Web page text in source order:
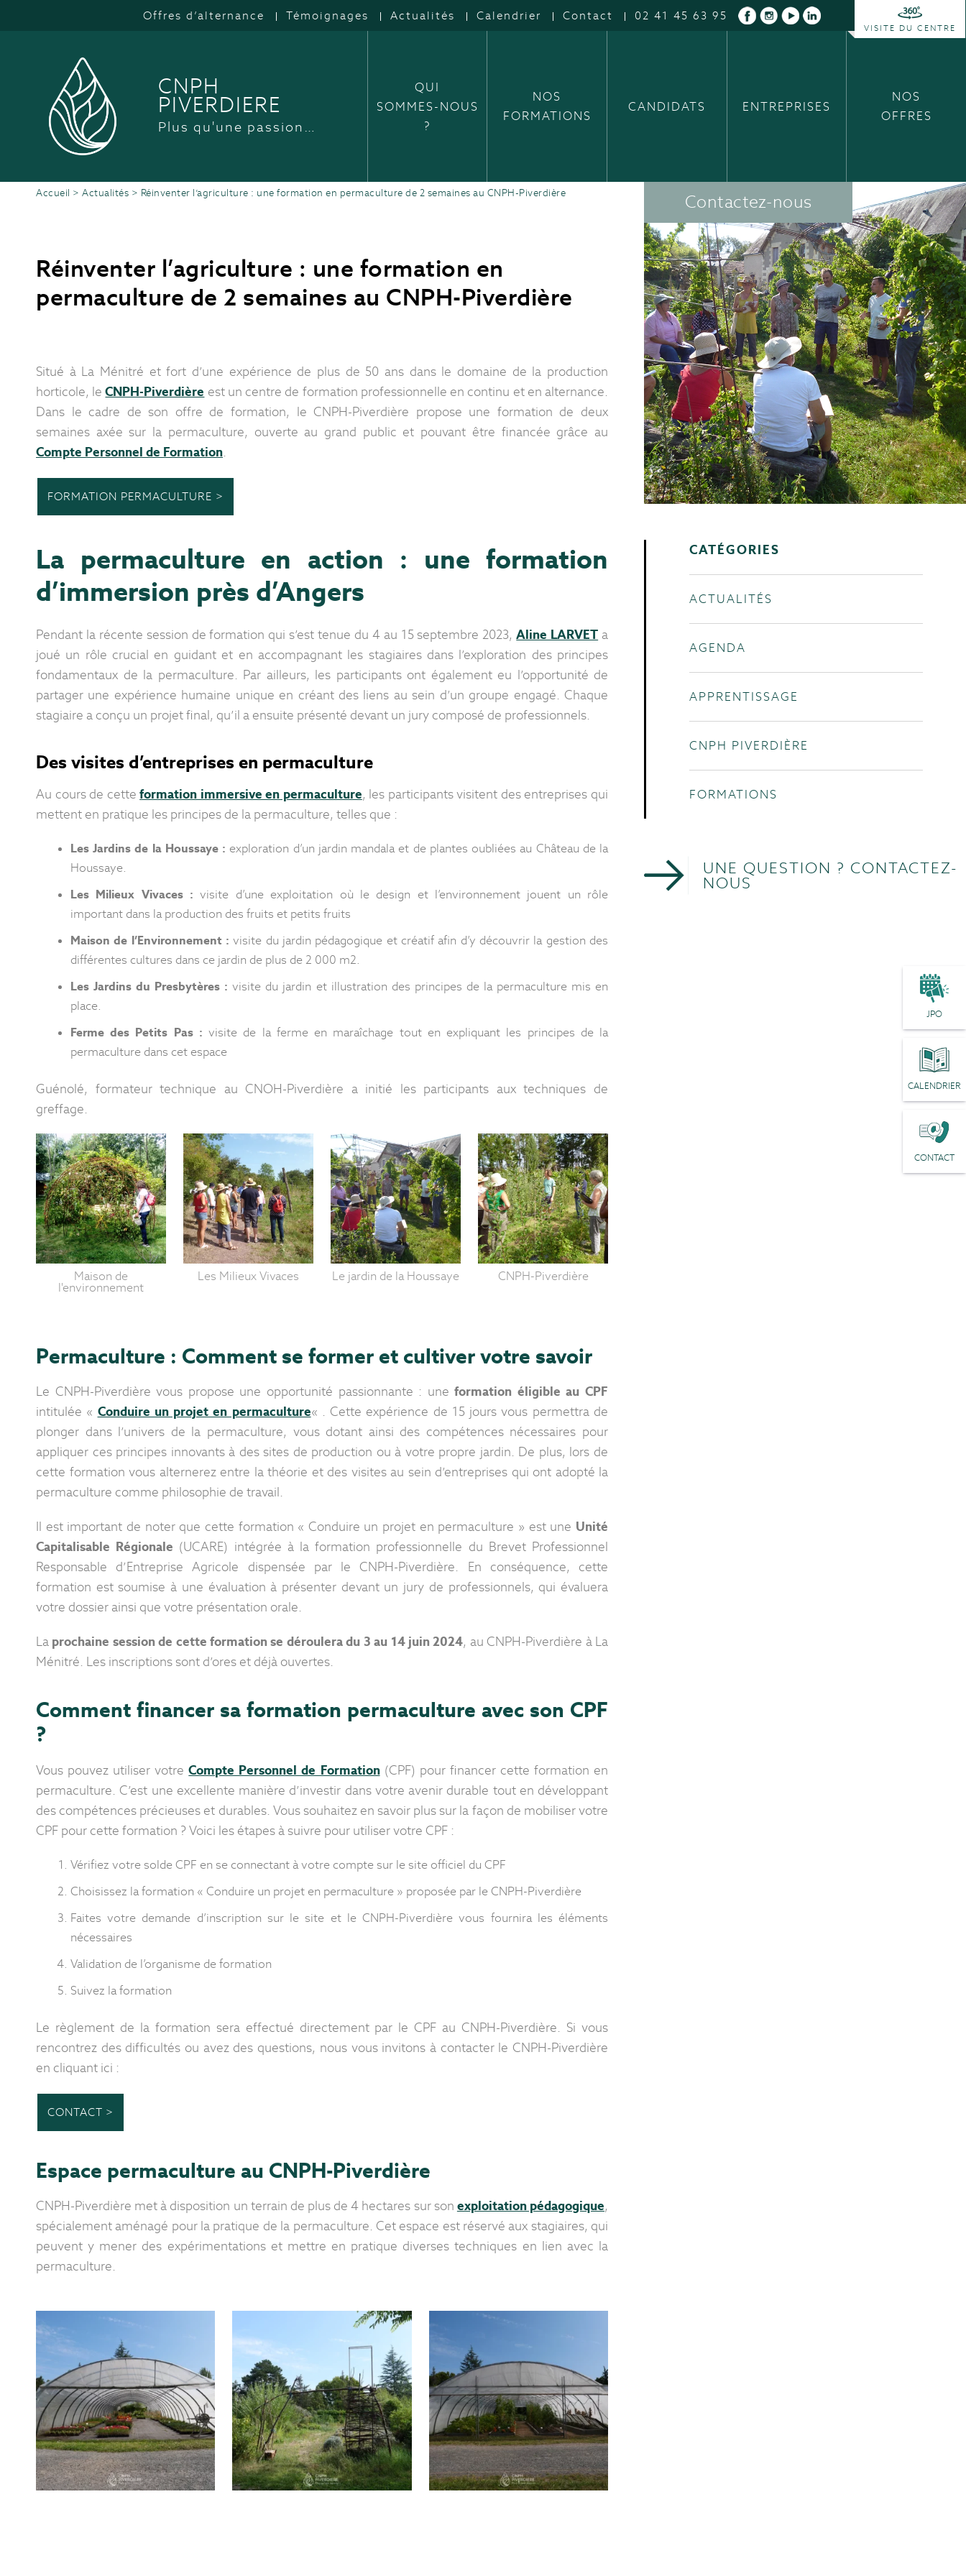
Offres d’alternance Témoignages Actualités Calendrier Contact 02 41 45 63 95
VISITE DU CENTRE
CNPH
PIVERDIERE
Plus qu'une passion…
QUI
SOMMES-NOUS
?
NOS
FORMATIONS
CANDIDATS ENTREPRISES
NOS
OFFRES
JPO
CALENDRIER
CONTACT
Accueil > Actualités > Réinventer l’agriculture : une formation en permaculture de 2 semaines au CNPH-Piverdière Contactez-nous
Réinventer l’agriculture : une formation en
permaculture de 2 semaines au CNPH-Piverdière
Situé à La Ménitré et fort d’une expérience de plus de 50 ans dans le domaine de la production
horticole, leCNPH-Piverdière est un centre de formation professionnelle en continu et en alternance.
Dans le cadre de son offre de formation, le CNPH-Piverdière propose une formation de deux
semaines axée sur la permaculture, ouverte au grand public et pouvant être financée grâce au
Compte Personnel de Formation.
FORMATION PERMACULTURE >
La permaculture en action : une formation
d’immersion près d’Angers
Pendant la récente session de formation qui s’est tenue du 4 au 15 septembre 2023,Aline LARVET a
joué un rôle crucial en guidant et en accompagnant les stagiaires dans l’exploration des principes
fondamentaux de la permaculture. Par ailleurs, les participants ont également eu l’opportunité de
partager une expérience humaine unique en créant des liens au sein d’un groupe engagé. Chaque
stagiaire a conçu un projet final, qu’il a ensuite présenté devant un jury composé de professionnels.
Des visites d’entreprises en permaculture
Au cours de cetteformation immersive en permaculture, les participants visitent des entreprises qui
mettent en pratique les principes de la permaculture, telles que :
Les Jardins de la Houssaye : exploration d’un jardin mandala et de plantes oubliées au Château de la
Houssaye.
Les Milieux Vivaces : visite d’une exploitation où le design et l’environnement jouent un rôle
important dans la production des fruits et petits fruits
Maison de l’Environnement : visite du jardin pédagogique et créatif afin d’y découvrir la gestion des
différentes cultures dans ce jardin de plus de 2 000 m2.
Les Jardins du Presbytères : visite du jardin et illustration des principes de la permaculture mis en
place.
Ferme des Petits Pas : visite de la ferme en maraîchage tout en expliquant les principes de la
permaculture dans cet espace
Guénolé, formateur technique au CNOH-Piverdière a initié les participants aux techniques de
greffage.
Maison de
l'environnement
Les Milieux Vivaces Le jardin de la Houssaye CNPH-Piverdière
Permaculture : Comment se former et cultiver votre savoir
Le CNPH-Piverdière vous propose une opportunité passionnante : uneformation éligible au CPF
intitulée « Conduire un projet en permaculture« . Cette expérience de 15 jours vous permettra de
plonger dans l’univers de la permaculture, vous dotant ainsi des compétences nécessaires pour
appliquer ces principes innovants à des sites de production ou à votre propre jardin. De plus, lors de
cette formation vous alternerez entre la théorie et des visites au sein d’entreprises qui ont adopté la
permaculture comme philosophie de travail.
Il est important de noter que cette formation « Conduire un projet en permaculture » est une Unité
Capitalisable Régionale (UCARE) intégrée à la formation professionnelle du Brevet Professionnel
Responsable d’Entreprise Agricole dispensée par le CNPH-Piverdière. En conséquence, cette
formation est soumise à une évaluation à présenter devant un jury de professionnels, qui évaluera
votre dossier ainsi que votre présentation orale.
La prochaine session de cette formation se déroulera du 3 au 14 juin 2024, au CNPH-Piverdière à La
Ménitré. Les inscriptions sont d’ores et déjà ouvertes.
Comment financer sa formation permaculture avec son CPF
?
Vous pouvez utiliser votreCompte Personnel de Formation(CPF) pour financer cette formation en
permaculture. C’est une excellente manière d’investir dans votre avenir durable tout en développant
des compétences précieuses et durables. Vous souhaitez en savoir plus sur la façon de mobiliser votre
CPF pour cette formation ? Voici les étapes à suivre pour utiliser votre CPF :
Vérifiez votre solde CPF en se connectant à votre compte sur le site officiel du CPF
Choisissez la formation « Conduire un projet en permaculture » proposée par le CNPH-Piverdière
Faites votre demande d’inscription sur le site et le CNPH-Piverdière vous fournira les éléments
nécessaires
Validation de l’organisme de formation
Suivez la formation
Le règlement de la formation sera effectué directement par le CPF au CNPH-Piverdière. Si vous
rencontrez des difficultés ou avez des questions, nous vous invitons à contacter le CNPH-Piverdière
en cliquant ici :
CONTACT >
Espace permaculture au CNPH-Piverdière
CNPH-Piverdière met à disposition un terrain de plus de 4 hectares sur son exploitation pédagogique,
spécialement aménagé pour la pratique de la permaculture. Cet espace est réservé aux stagiaires, qui
peuvent y mener des expérimentations et mettre en pratique diverses techniques en lien avec la
permaculture.
CATÉGORIES
ACTUALITÉS
AGENDA
APPRENTISSAGE
CNPH PIVERDIÈRE
FORMATIONS
UNE QUESTION ? CONTACTEZ-
NOUS